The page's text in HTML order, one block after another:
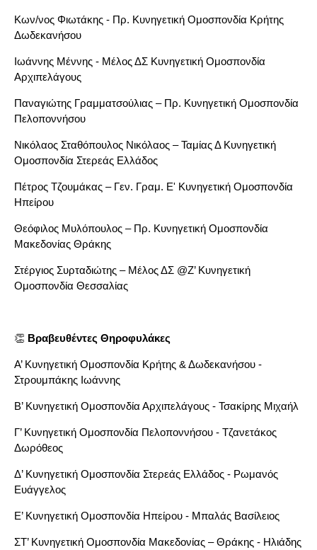
Κων/νος Φιωτάκης - Πρ. Κυνηγετική Ομοσπονδία Κρήτης
Δωδεκανήσου
Ιωάννης Μέννης - Μέλος ΔΣ Κυνηγετική Ομοσπονδία
Αρχιπελάγους
Παναγιώτης Γραμματσούλιας – Πρ. Κυνηγετική Ομοσπονδία
Πελοποννήσου
Νικόλαος Σταθόπουλος Νικόλαος – Ταμίας Δ Κυνηγετική
Ομοσπονδία Στερεάς Ελλάδος
Πέτρος Τζουμάκας – Γεν. Γραμ. Ε' Κυνηγετική Ομοσπονδία
Ηπείρου
Θεόφιλος Μυλόπουλος – Πρ. Κυνηγετική Ομοσπονδία
Μακεδονίας Θράκης
Στέργιος Συρταδιώτης – Μέλος ΔΣ @Ζ’ Κυνηγετική
Ομοσπονδία Θεσσαλίας
👏 Βραβευθέντες Θηροφυλάκες
Α’ Κυνηγετική Ομοσπονδία Κρήτης & Δωδεκανήσου -
Στρουμπάκης Ιωάννης
Β’ Κυνηγετική Ομοσπονδία Αρχιπελάγους - Τσακίρης Μιχαήλ
Γ’ Κυνηγετική Ομοσπονδία Πελοποννήσου - Τζανετάκος
Δωρόθεος
Δ’ Κυνηγετική Ομοσπονδία Στερεάς Ελλάδος - Ρωμανός
Ευάγγελος
Ε’ Κυνηγετική Ομοσπονδία Ηπείρου - Μπαλάς Βασίλειος
ΣΤ’ Κυνηγετική Ομοσπονδία Μακεδονίας – Θράκης - Ηλιάδης